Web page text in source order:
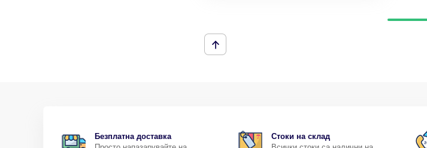
Безплатна доставка
Стоки на склад